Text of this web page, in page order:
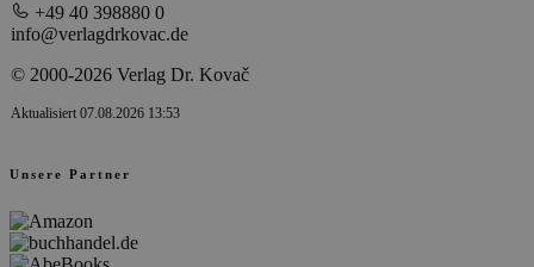
+49 40 398880 0
info@verlagdrkovac.de
© 2000-2026 Verlag Dr. Kovač
Aktualisiert 07.08.2026 13:53
Unsere Partner